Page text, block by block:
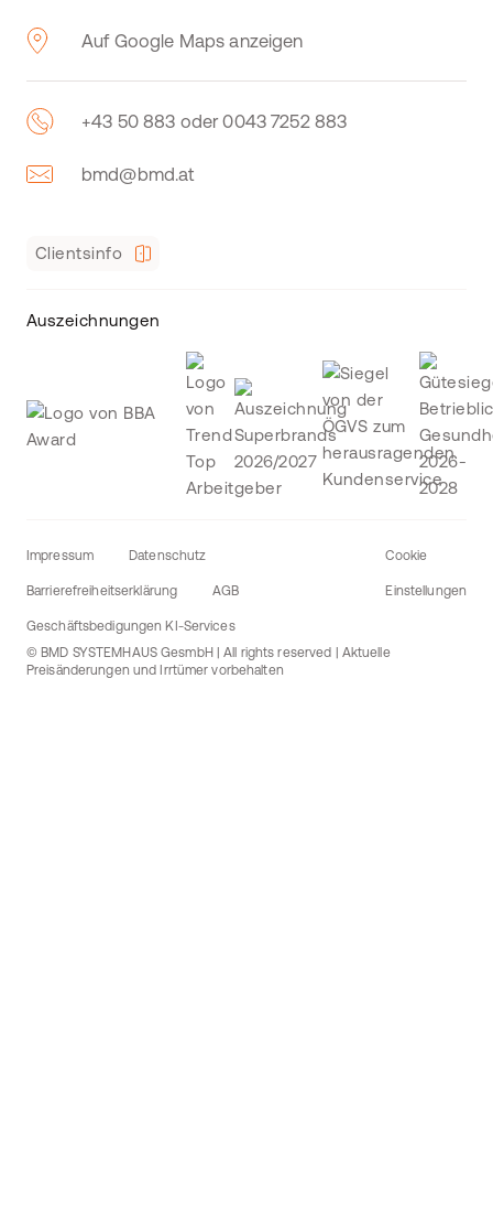
Auf Google Maps anzeigen
+43 50 883 oder 0043 7252 883
bmd@bmd.at
Clientsinfo
Auszeichnungen
Impressum Datenschutz
Barrierefreiheitserklärung AGB
Geschäftsbedigungen KI-Services
Cookie
Einstellungen
© BMD SYSTEMHAUS GesmbH | All rights reserved | Aktuelle
Preisänderungen und Irrtümer vorbehalten